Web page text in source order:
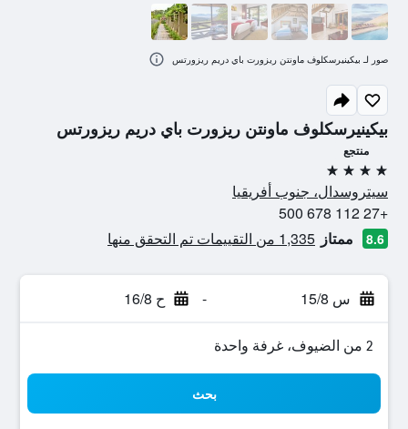
بيكينيرسكلوف ماونتن ريزورت باي دريم ريزورتس
منتجع
4 نجوم
سيتروسدال، جنوب أفريقيا
+27 112 678 500
8.6 ممتاز 1,335 من التقييمات تم التحقق منها
س 15/8 - ح 16/8
2 من الضيوف، غرفة واحدة
بحث
صور لـ بيكينيرسكلوف ماونتن ريزورت باي دريم ريزورتس